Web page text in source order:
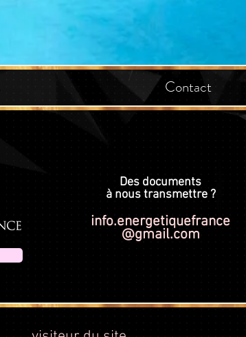
Contact
Des documents
à nous transmettre ?
info.energetiquefrance
@gmail.com